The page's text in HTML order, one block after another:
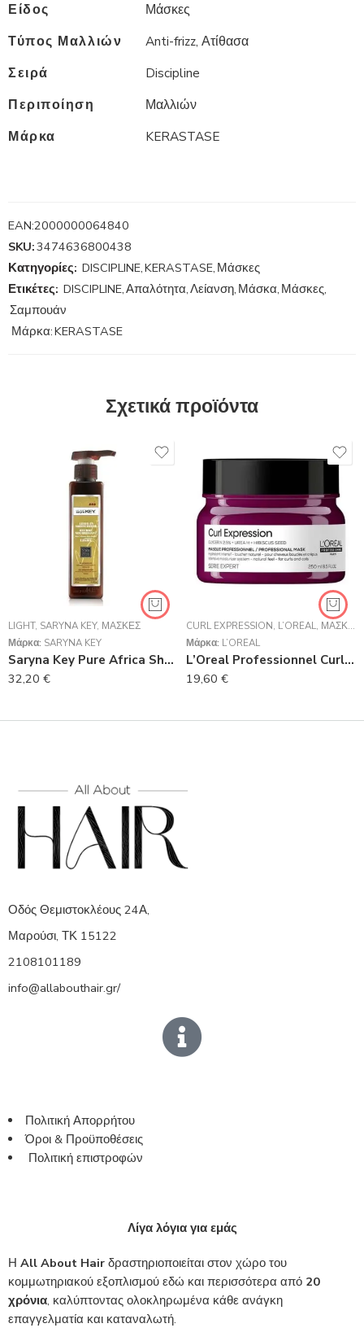
Είδος
Μάσκες
Τύπος Μαλλιών
Anti-frizz, Ατίθασα
Σειρά
Discipline
Περιποίηση
Μαλλιών
Μάρκα
KERASTASE
EAN:2000000064840
SKU:3474636800438
Κατηγορίες: DISCIPLINE,KERASTASE, Μάσκες
Ετικέτες: DISCIPLINE,Απαλότητα,Λείανση, Μάσκα, Μάσκες,
Σαμπουάν
Μάρκα:KERASTASE
Σχετικά προϊόντα
LIGHT, SARYNA KEY, ΜΆΣΚΕΣ
Μάρκα: SARYNA KEY
Saryna Key Pure Africa Shea Damage Repair Light Cream 300ml
32,20 €
CURL EXPRESSION, L’ORÉAL, ΜΆΣΚΕΣ
Μάρκα: L’ORÉAL
L’Oreal Professionnel Curl Expression Intensive Moisturizer Mask 250ml
19,60 €
Οδός Θεμιστοκλέους 24Α,
Μαρούσι, ΤΚ 15122
2108101189
info@allabouthair.gr/
Πολιτική Απορρήτου
Όροι & Προϋποθέσεις
Πολιτική επιστροφών
Λίγα λόγια για εμάς
Η All About Hair δραστηριοποιείται στον χώρο του
κομμωτηριακού εξοπλισμού εδώ και περισσότερα από 20
χρόνια, καλύπτοντας ολοκληρωμένα κάθε ανάγκη
επαγγελματία και καταναλωτή.